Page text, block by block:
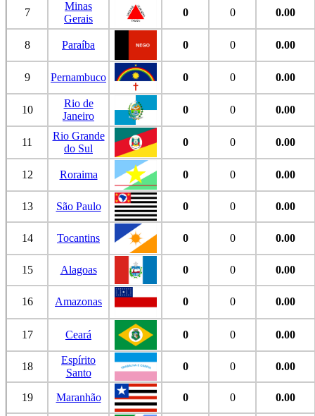
7
Minas
Gerais
0 0 0.00
8 Paraíba 0 0 0.00
9 Pernambuco 0 0 0.00
10
Rio de
Janeiro
0 0 0.00
11
Rio Grande
do Sul
0 0 0.00
12 Roraima 0 0 0.00
13 São Paulo 0 0 0.00
14 Tocantins 0 0 0.00
15 Alagoas 0 0 0.00
16 Amazonas 0 0 0.00
17 Ceará 0 0 0.00
18
Espírito
Santo
0 0 0.00
19 Maranhão 0 0 0.00